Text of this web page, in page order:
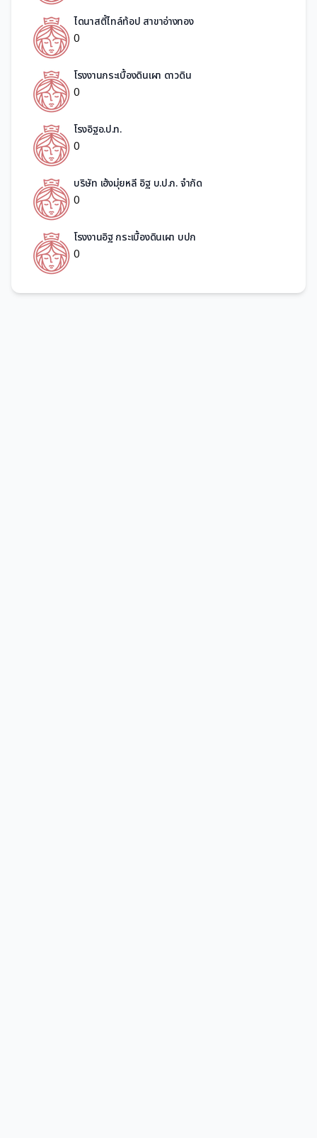
ไดนาสตี้ไทล์ท้อป สาขาอ่างทอง
0
โรงงานกระเบื้องดินเผา ดาวดิน
0
โรงอิฐอ.ป.ท.
0
บริษัท เฮ้งมุ่ยหลี อิฐ บ.ป.ก. จำกัด
0
โรงงานอิฐ กระเบื้องดินเผา บปก
0